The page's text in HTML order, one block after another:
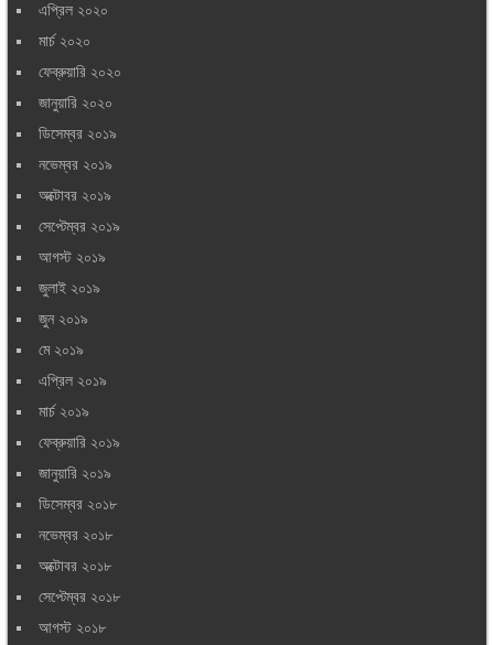
এপ্রিল ২০২০
মার্চ ২০২০
ফেব্রুয়ারি ২০২০
জানুয়ারি ২০২০
ডিসেম্বর ২০১৯
নভেম্বর ২০১৯
অক্টোবর ২০১৯
সেপ্টেম্বর ২০১৯
আগস্ট ২০১৯
জুলাই ২০১৯
জুন ২০১৯
মে ২০১৯
এপ্রিল ২০১৯
মার্চ ২০১৯
ফেব্রুয়ারি ২০১৯
জানুয়ারি ২০১৯
ডিসেম্বর ২০১৮
নভেম্বর ২০১৮
অক্টোবর ২০১৮
সেপ্টেম্বর ২০১৮
আগস্ট ২০১৮